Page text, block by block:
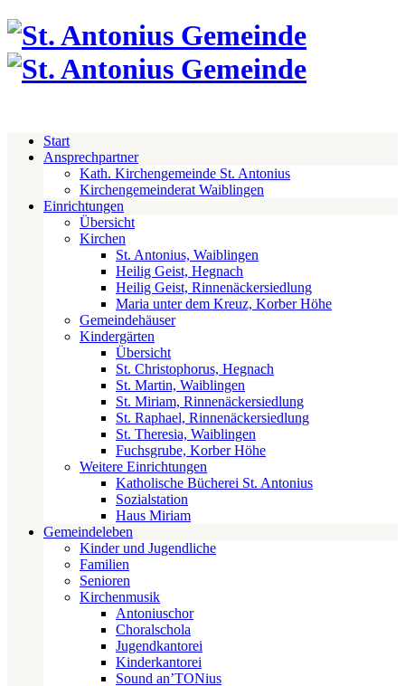
Start
Ansprechpartner
Kath. Kirchengemeinde St. Antonius
Kirchengemeinderat Waiblingen
Einrichtungen
Übersicht
Kirchen
St. Antonius, Waiblingen
Heilig Geist, Hegnach
Heilig Geist, Rinnenäckersiedlung
Maria unter dem Kreuz, Korber Höhe
Gemeindehäuser
Kindergärten
Übersicht
St. Christophorus, Hegnach
St. Martin, Waiblingen
St. Miriam, Rinnenäckersiedlung
St. Raphael, Rinnenäckersiedlung
St. Theresia, Waiblingen
Fuchsgrube, Korber Höhe
Weitere Einrichtungen
Katholische Bücherei St. Antonius
Sozialstation
Haus Miriam
Gemeindeleben
Kinder und Jugendliche
Familien
Senioren
Kirchenmusik
Antoniuschor
Choralschola
Jugendkantorei
Kinderkantorei
Sound an’TONius